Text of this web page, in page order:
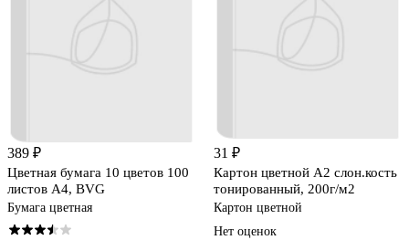
389 ₽
Цветная бумага 10 цветов 100
листов А4, BVG
Бумага цветная
31 ₽
Картон цветной А2 слон.кость
тонированный, 200г/м2
Картон цветной
Нет оценок